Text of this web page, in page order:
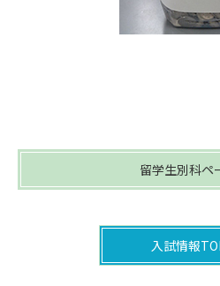
留学生別科ペ
入試情報